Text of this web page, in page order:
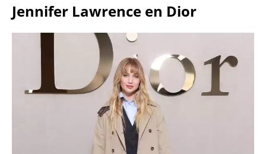
Jennifer Lawrence en Dior